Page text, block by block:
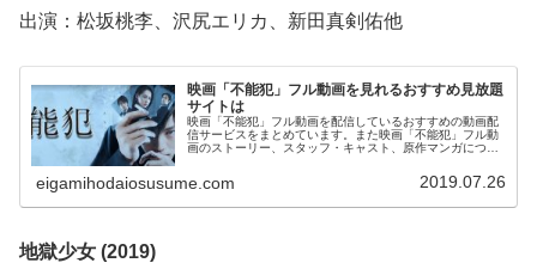
出演：松坂桃李、沢尻エリカ、新田真剣佑他
映画「不能犯」フル動画を見れるおすすめ見放題
サイトは
映画「不能犯」フル動画を配信しているおすすめの動画配
信サービスをまとめています。また映画「不能犯」フル動
画のストーリー、スタッフ・キャスト、原作マンガについ
本編を見る前の予備知識として役立ててください。
eigamihodaiosusume.com 2019.07.26
地獄少女 (2019)